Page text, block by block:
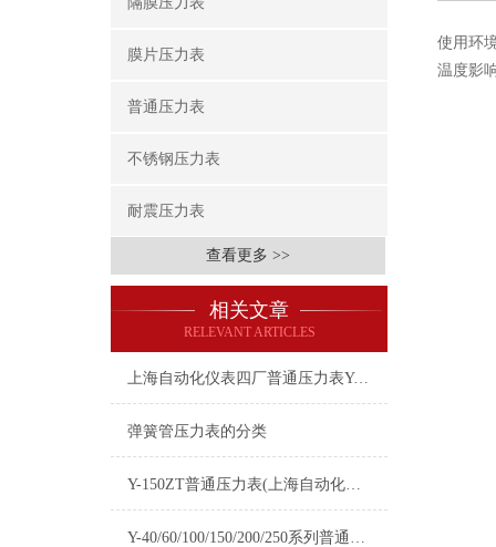
膜片压力表
普通压力表
不锈钢压力表
耐震压力表
查看更多 >>
相关文章
RELEVANT ARTICLES
上海自动化仪表四厂普通压力表Y-100-0-25MPa
弹簧管压力表的分类
Y-150ZT普通压力表(上海自动化仪表四厂)-白云牌产品介绍
Y-40/60/100/150/200/250系列普通压力表产品介绍
使用环
温度影